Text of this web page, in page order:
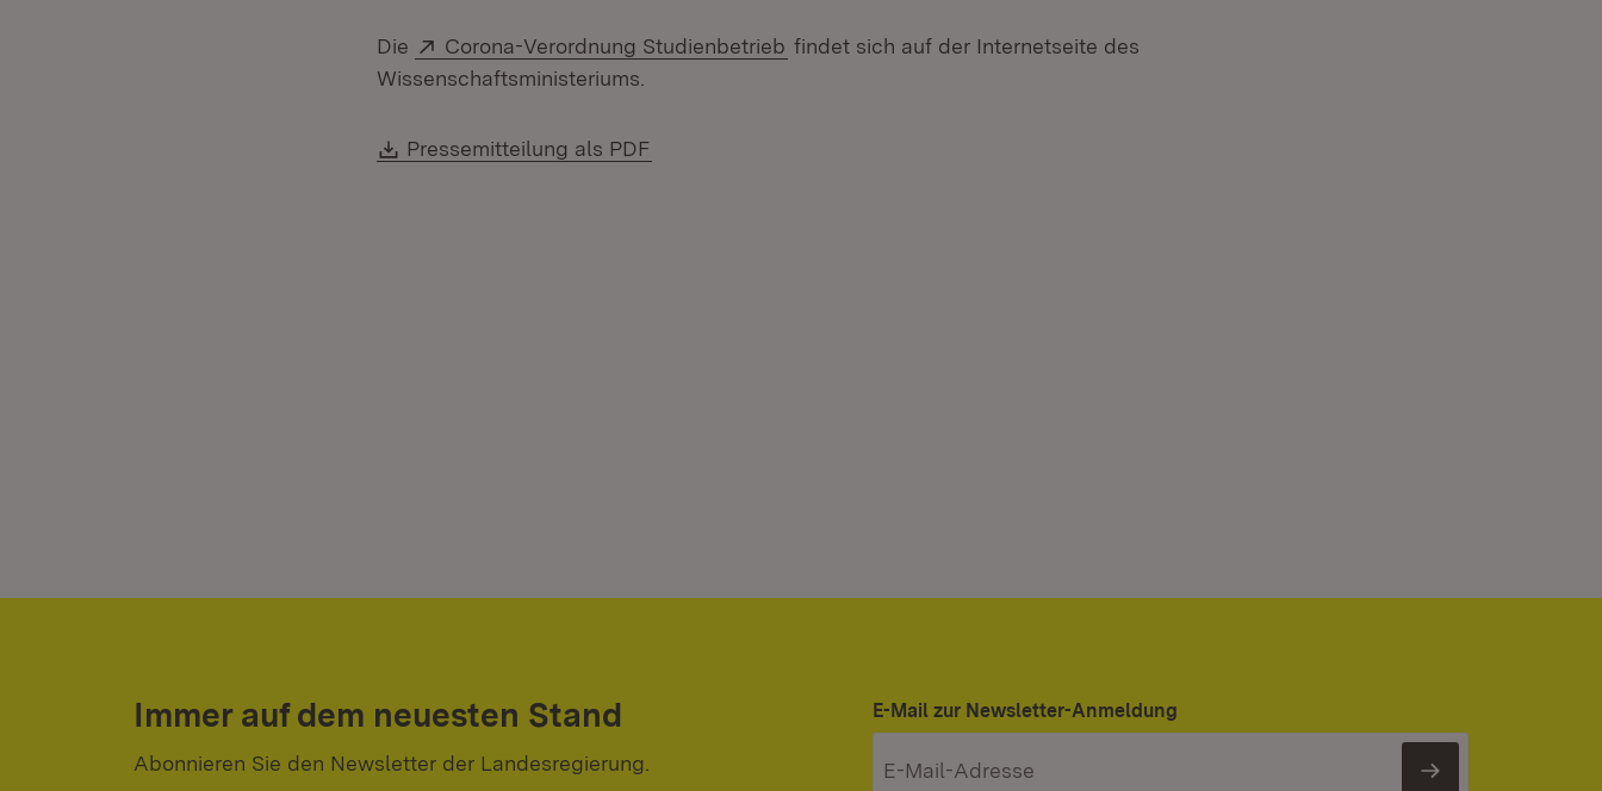
Die Extern:
Corona-Verordnung Studienbetrieb (Öffnet in neuem Fenster)
findet sich auf der Internetseite des
Wissenschaftsministeriums.
Download:
Pressemitteilung als PDF
Immer auf dem neuesten Stand
Abonnieren Sie den Newsletter der Landesregierung.
E-Mail zur Newsletter-Anmeldung